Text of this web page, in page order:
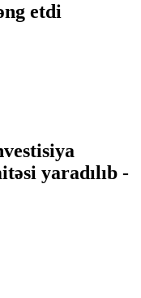
etdi
yaradılıb -